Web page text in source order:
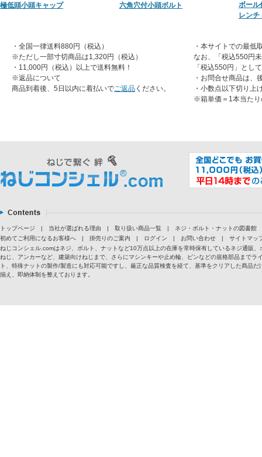
極低頭小頭キャップ 六角穴付小頭ボルト
ボール
レン
・全国一律送料880円（税込）
※ただし一部寸切商品は1,320円（税込）
・11,000円（税込）以上で送料無料！
※返品について
商品到着後、5日以内に着払いでご返品 ください。
・本サイトでの最低
なお、「税込550円
「税込550円」とし
・お問合せ商品は、
・小数点以下切り上
※箱単価＝1本当たり
トップページ | 当社が選ばれる理由 | 取り扱い商品一覧 |
ネジ・ボルト・ナットの図書館
初めてご利用になるお客様へ
| 掛売りのご案内 | ログイン | お問い合わせ |
サイトマッ
ねじコンシェル.comはネジ、ボルト、ナットなど10万点以上の在庫を常時保有しているネジ通販
ねじ、アンカーなど、建築向けねじまで、さらにマシンキーや止め輪、ピンなどの規格部品まで
ト、特殊ナットの製作/製造にも対応可能ですし、厳正な品質検査を経て、基準をクリアした商品
揃え、即納体制を整えております。